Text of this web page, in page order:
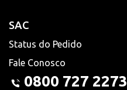
SAC
Status do Pedido
Fale Conosco
0800 727 2273